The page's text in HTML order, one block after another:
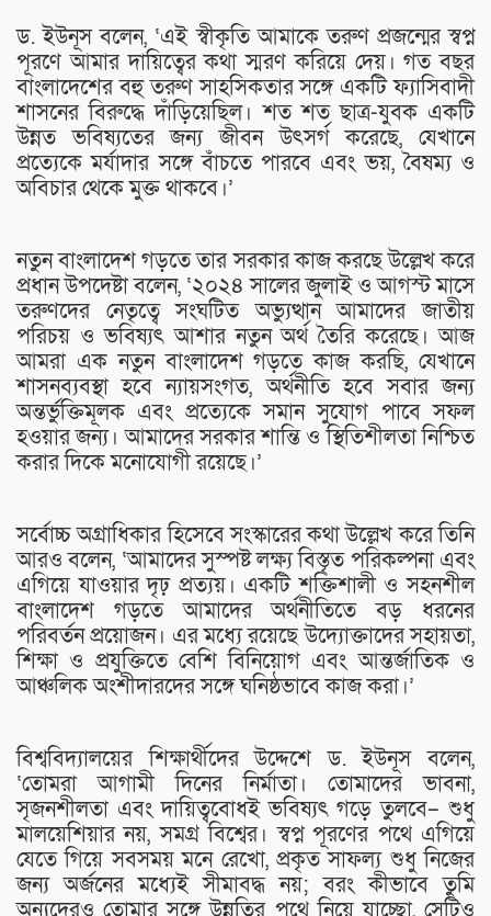
ড. ইউনূস বলেন, ‘এই স্বীকৃতি আমাকে তরুণ প্রজন্মের স্বপ্ন
পূরণে আমার দায়িত্বের কথা স্মরণ করিয়ে দেয়। গত বছর
বাংলাদেশের বহু তরুণ সাহসিকতার সঙ্গে একটি ফ্যাসিবাদী
শাসনের বিরুদ্ধে দাঁড়িয়েছিল। শত শত ছাত্র-যুবক একটি
উন্নত ভবিষ্যতের জন্য জীবন উৎসর্গ করেছে, যেখানে
প্রত্যেকে মর্যাদার সঙ্গে বাঁচতে পারবে এবং ভয়, বৈষম্য ও
অবিচার থেকে মুক্ত থাকবে।’
নতুন বাংলাদেশ গড়তে তার সরকার কাজ করছে উল্লেখ করে
প্রধান উপদেষ্টা বলেন, ‘২০২৪ সালের জুলাই ও আগস্ট মাসে
তরুণদের নেতৃত্বে সংঘটিত অভ্যুত্থান আমাদের জাতীয়
পরিচয় ও ভবিষ্যৎ আশার নতুন অর্থ তৈরি করেছে। আজ
আমরা এক নতুন বাংলাদেশ গড়তে কাজ করছি, যেখানে
শাসনব্যবস্থা হবে ন্যায়সংগত, অর্থনীতি হবে সবার জন্য
অন্তর্ভুক্তিমূলক এবং প্রত্যেকে সমান সুযোগ পাবে সফল
হওয়ার জন্য। আমাদের সরকার শান্তি ও স্থিতিশীলতা নিশ্চিত
করার দিকে মনোযোগী রয়েছে।’
সর্বোচ্চ অগ্রাধিকার হিসেবে সংস্কারের কথা উল্লেখ করে তিনি
আরও বলেন, ‘আমাদের সুস্পষ্ট লক্ষ্য বিস্তৃত পরিকল্পনা এবং
এগিয়ে যাওয়ার দৃঢ় প্রত্যয়। একটি শক্তিশালী ও সহনশীল
বাংলাদেশ গড়তে আমাদের অর্থনীতিতে বড় ধরনের
পরিবর্তন প্রয়োজন। এর মধ্যে রয়েছে উদ্যোক্তাদের সহায়তা,
শিক্ষা ও প্রযুক্তিতে বেশি বিনিয়োগ এবং আন্তর্জাতিক ও
আঞ্চলিক অংশীদারদের সঙ্গে ঘনিষ্ঠভাবে কাজ করা।’
বিশ্ববিদ্যালয়ের শিক্ষার্থীদের উদ্দেশে ড. ইউনূস বলেন,
‘তোমরা আগামী দিনের নির্মাতা। তোমাদের ভাবনা,
সৃজনশীলতা এবং দায়িত্ববোধই ভবিষ্যৎ গড়ে তুলবে– শুধু
মালয়েশিয়ার নয়, সমগ্র বিশ্বের। স্বপ্ন পূরণের পথে এগিয়ে
যেতে গিয়ে সবসময় মনে রেখো, প্রকৃত সাফল্য শুধু নিজের
জন্য অর্জনের মধ্যেই সীমাবদ্ধ নয়; বরং কীভাবে তুমি